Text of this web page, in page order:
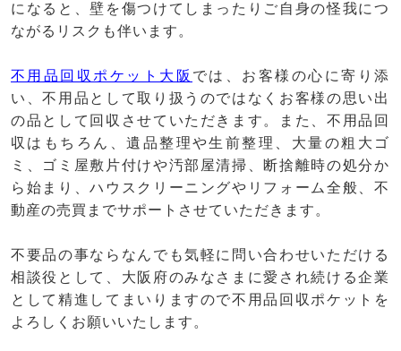
になると、壁を傷つけてしまったりご自身の怪我につ
ながるリスクも伴います。
不用品回収ポケット大阪 では、お客様の心に寄り添
い、不用品として取り扱うのではなくお客様の思い出
の品として回収させていただきます。また、不用品回
収はもちろん、遺品整理や生前整理、大量の粗大ゴ
ミ、ゴミ屋敷片付けや汚部屋清掃、断捨離時の処分か
ら始まり、ハウスクリーニングやリフォーム全般、不
動産の売買までサポートさせていただきます。
不要品の事ならなんでも気軽に問い合わせいただける
相談役として、大阪府のみなさまに愛され続ける企業
として精進してまいりますので不用品回収ポケットを
よろしくお願いいたします。